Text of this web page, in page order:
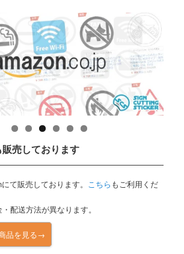
売しております
て販売しております。 こちら もご利用くだ
配送方法が異なります。
品を見る→